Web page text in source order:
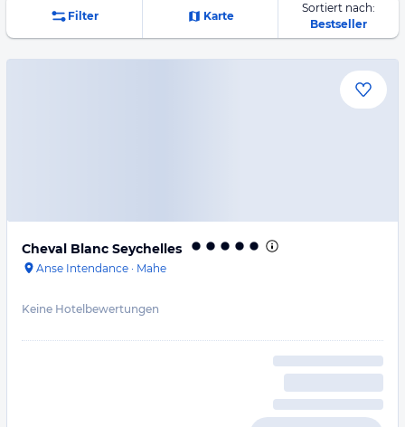
Filter Karte
Sortiert nach:
Bestseller
Cheval Blanc Seychelles
Anse Intendance · Mahe
Keine Hotelbewertungen